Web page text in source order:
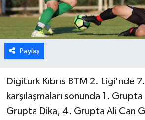
Paylaş
Digiturk Kıbrıs BTM 2. Ligi'nde
karşılaşmaları sonunda 1.
Grupta Dika, 4. Grupta Ali Can
GAZİMAĞUSA
GİRNE
GÜNDEM
GÜNEY KIBRIS
İÇ HABERLER